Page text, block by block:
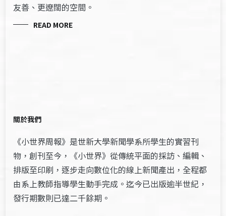
友善、更遼闊的空間。
READ MORE
關於我們
《小世界周報》是世新大學新聞學系所學生的實習刊
物，創刊至今，《小世界》從傳統平面的採訪、編輯、
排版至印刷，逐步走向數位化的線上新聞產出，全程都
由系上教師指導學生動手完成。迄今已出版逾半世紀，
發行期數則已達二千餘期。